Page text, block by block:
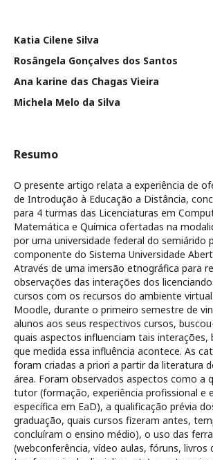
Katia Cilene Silva
Rosângela Gonçalves dos Santos
Ana karine das Chagas Vieira
Michela Melo da Silva
Resumo
O presente artigo relata a experiência de
de Introdução à Educação a Distância,
para 4 turmas das Licenciaturas em
Matemática e Química ofertadas na
por uma universidade federal do semiárido
componente do Sistema Universidade
Através de uma imersão etnográfica para
observações das interações dos
cursos com os recursos do ambiente
Moodle, durante o primeiro semestre de
alunos aos seus respectivos cursos,
quais aspectos influenciam tais interações,
que medida essa influência acontece. As
foram criadas a priori a partir da literatura
área. Foram observados aspectos como a
tutor (formação, experiência profissional e
específica em EaD), a qualificação prévia
graduação, quais cursos fizeram antes,
concluíram o ensino médio), o uso das
(webconferência, vídeo aulas, fóruns, livros